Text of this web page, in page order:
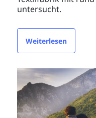
untersucht.
Weiterlesen